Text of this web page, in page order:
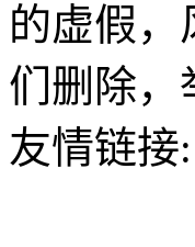
的虚假，
们删除，
友情链接: